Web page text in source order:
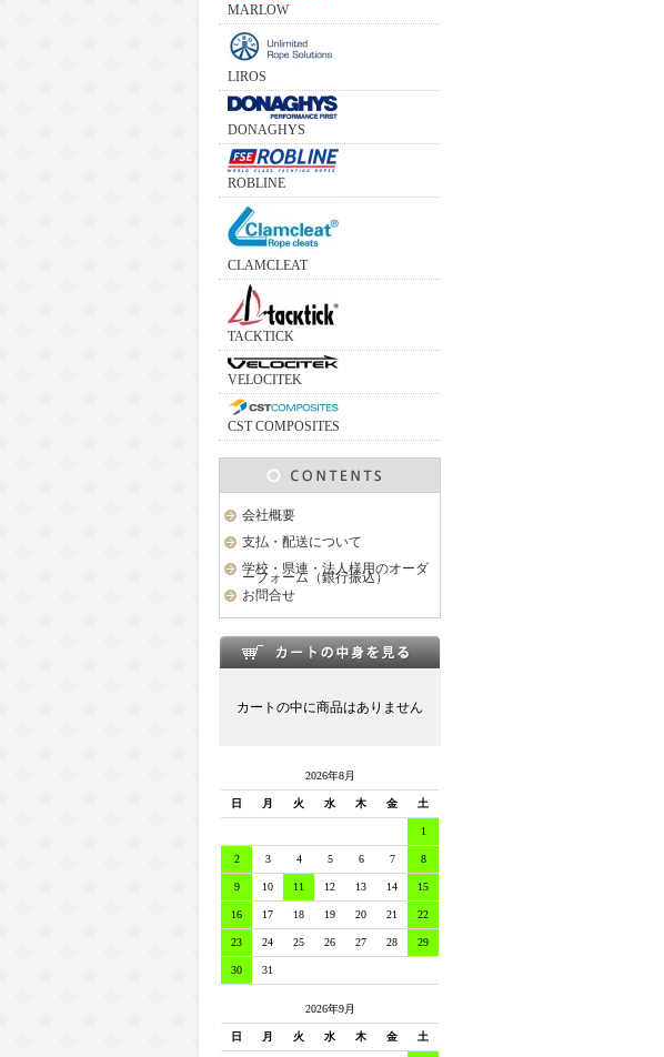
MARLOW
LIROS
DONAGHYS
ROBLINE
CLAMCLEAT
TACKTICK
VELOCITEK
CST COMPOSITES
会社概要
支払・配送について
学校・県連・法人様用のオーダ
ーフォーム（銀行振込）
お問合せ
カートの中に商品はありません
2026年8月
日 月 火 水 木 金 土
1
2 3 4 5 6 7 8
9 10 11 12 13 14 15
16 17 18 19 20 21 22
23 24 25 26 27 28 29
30 31
2026年9月
日 月 火 水 木 金 土